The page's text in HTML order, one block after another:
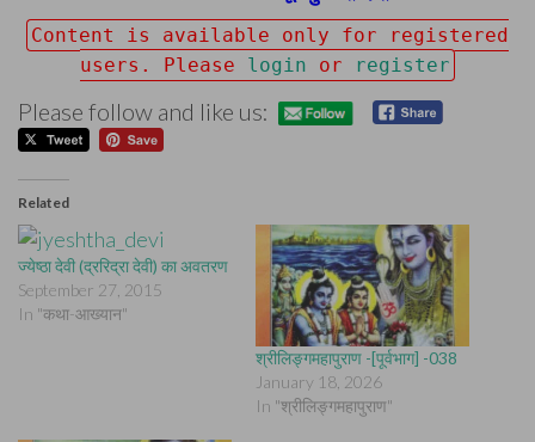
Content is available only for registered
users. Please login or register
Please follow and like us:
Related
ज्येष्ठा देवी (द्ररिद्रा देवी) का अवतरण
September 27, 2015
In "कथा-आख्यान"
श्रीलिङ्गमहापुराण -[पूर्वभाग] -038
January 18, 2026
In "श्रीलिङ्गमहापुराण"